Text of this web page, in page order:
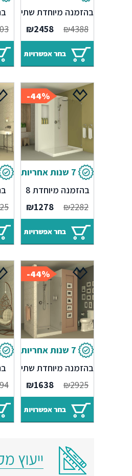
בהזמנה מיוחדת שתי
יחידות קבועות ושתי
דלתות
₪4388
₪2458
בחר אפשרויות
44%-
7 שנות אחריות
מקלחון חזית קבוע
בהזמנה מיוחדת 8
מ"מ ₪2282
₪1278
בחר אפשרויות
44%-
7 שנות אחריות
מקלחון חזית
בהזמנה מיוחדת שתי
דלתות₪2925
₪1638
בחר אפשרויות
ייעוץ